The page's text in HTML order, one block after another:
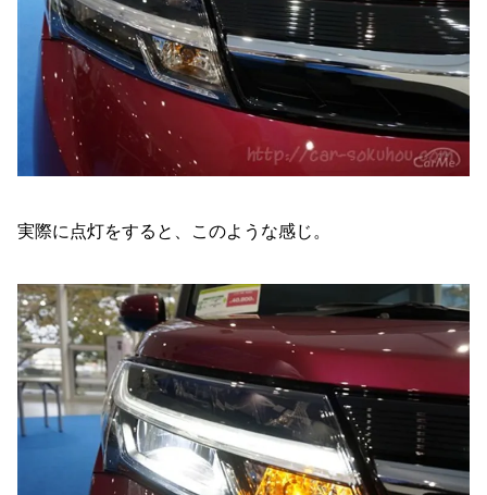
実際に点灯をすると、このような感じ。